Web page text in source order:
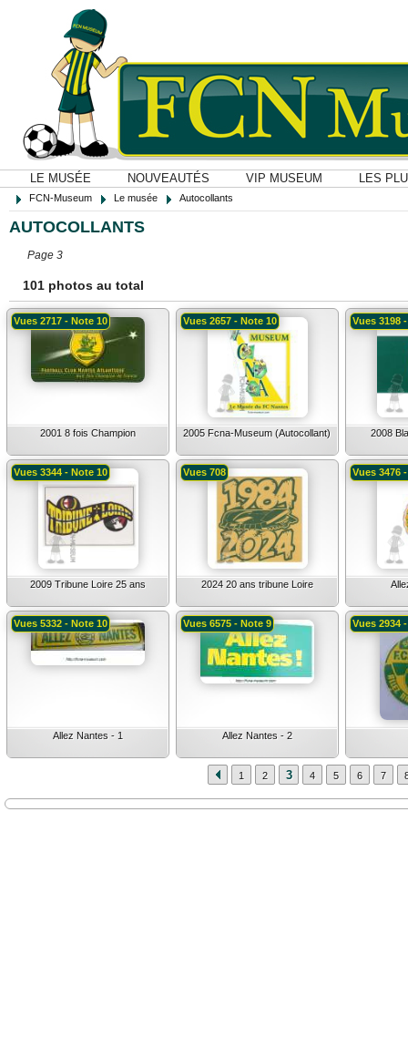
LE MUSÉE NOUVEAUTÉS VIP MUSEUM LES
FCN-Museum Le musée Autocollants
AUTOCOLLANTS
Page 3
101 photos au total
2001 8 fois Champion
Vues 2717 - Note 10
2005 Fcna-Museum (Autocollant)
Vues 2657 - Note 10
2008
Vues 3198
2009 Tribune Loire 25 ans
Vues 3344 - Note 10
2024 20 ans tribune Loire
Vues 708 Vues 3476
Allez Nantes - 1
Vues 5332 - Note 10
Allez Nantes - 2
Vues 6575 - Note 9 Vues 2934
1 2 3 4 5 6 7